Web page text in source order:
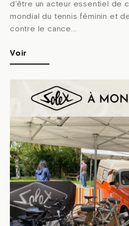
d'être un acteur essentiel de
mondial du tennis féminin et
contre le cance...
Voir